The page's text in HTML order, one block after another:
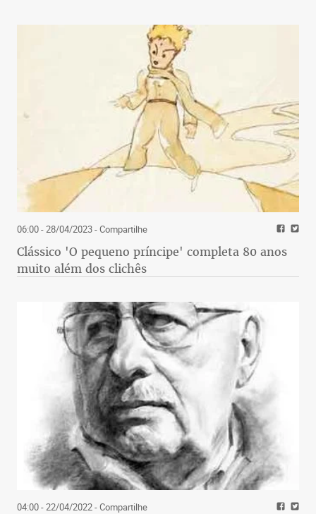
06:00 - 28/04/2023- Compartilhe
Clássico 'O pequeno príncipe' completa 80 anos
muito além dos clichês
04:00 - 22/04/2022- Compartilhe